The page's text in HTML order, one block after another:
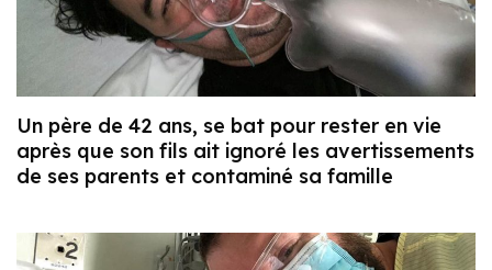
Un père de 42 ans, se bat pour rester en vie
après que son fils ait ignoré les avertissements
de ses parents et contaminé sa famille